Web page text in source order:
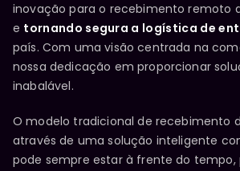
inovação para o recebimento remoto
e tornando segura a logística de
país. Com uma visão centrada na
nossa dedicação em proporcionar
inabalável.
O modelo tradicional de recebimento
através de uma solução inteligente
pode sempre estar à frente do tempo,